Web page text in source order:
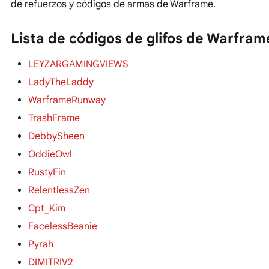
de refuerzos y códigos de armas de Warframe.
Lista de códigos de glifos de
LEYZARGAMINGVIEWS
LadyTheLaddy
WarframeRunway
TrashFrame
DebbySheen
OddieOwl
RustyFin
RelentlessZen
Cpt_Kim
FacelessBeanie
Pyrah
DIMITRIV2